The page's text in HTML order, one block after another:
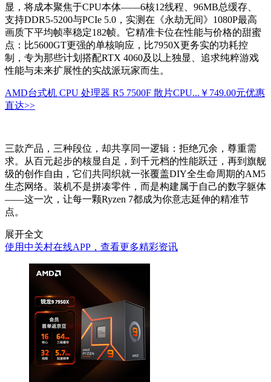
显，将成本聚焦于CPU本体——6核12线程、96MB总缓存、
支持DDR5-5200与PCIe 5.0，实测在《永劫无间》1080P最高
画质下平均帧率稳定182帧。它精准卡位在性能与价格的甜蜜
点：比5600GT更强的单核响应，比7950X更务实的功耗控
制，专为那些计划搭配RTX 4060及以上独显、追求纯粹游戏
性能与未来扩展性的实战派玩家而生。
AMD台式机 CPU 处理器 R5 7500F 散片CPU... ￥749.00元优惠
直达>>
三款产品，三种段位，却共享同一逻辑：拒绝冗余，尊重需
求。从百元起步的核显自足，到千元档的性能跃迁，再到旗舰
级的创作自由，它们共同织就一张覆盖DIY全生命周期的AM5
生态网络。装机不是拼凑零件，而是构建属于自己的数字躯体
——这一次，让每一颗Ryzen 7都成为你意志延伸的精准节
点。
展开全文
使用中关村在线APP，查看更多精彩资讯